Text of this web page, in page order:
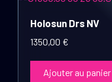
Holosun Drs NV
1350,00 €
Ajouter au panier